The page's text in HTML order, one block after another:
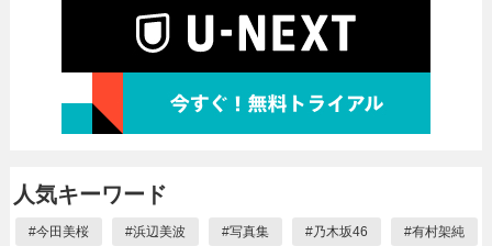
人気キーワード
#今田美桜 #浜辺美波 #写真集 #乃木坂46 #有村架純